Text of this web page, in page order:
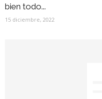
bien todo...
15 diciembre, 2022